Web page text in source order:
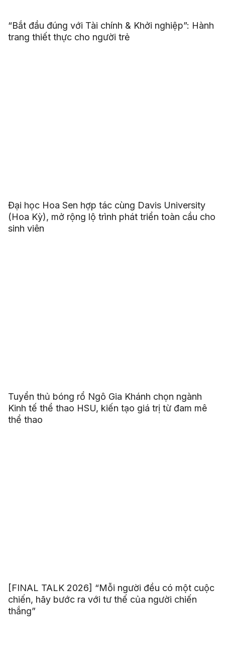
“Bắt đầu đúng với Tài chính & Khởi nghiệp”: Hành
trang thiết thực cho người trẻ
Đại học Hoa Sen hợp tác cùng Davis University
(Hoa Kỳ), mở rộng lộ trình phát triển toàn cầu cho
sinh viên
Tuyển thủ bóng rổ Ngô Gia Khánh chọn ngành
Kinh tế thể thao HSU, kiến tạo giá trị từ đam mê
thể thao
[FINAL TALK 2026] “Mỗi người đều có một cuộc
chiến, hãy bước ra với tư thế của người chiến
thắng”